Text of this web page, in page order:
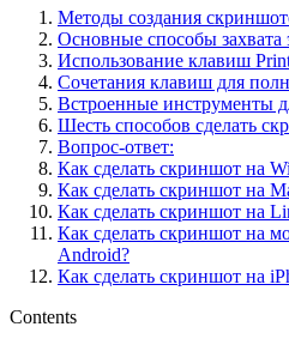
Методы создания
Основные способы захвата
Использование клавиш
Сочетания клавиш для
Встроенные инструменты
Шесть способов сделать
Вопрос-ответ:
Как сделать скриншот на
Как сделать скриншот на
Как сделать скриншот на
Как сделать скриншот на
Android?
Как сделать скриншот на
Contents